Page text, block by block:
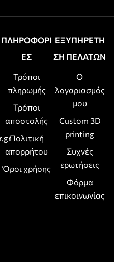
ΠΛΗΡΟΦΟΡΙ
ΕΣ
Τρόποι
πληρωμής
Τρόποι
αποστολής
Πολιτική
απορρήτου
Όροι χρήσης
ΕΞΥΠΗΡΕΤΗ
ΣΗ ΠΕΛΑΤΩΝ
Ο
λογαριασμός
μου
Custom 3D
printing
Συχνές
ερωτήσεις
Φόρμα
επικοινωνίας